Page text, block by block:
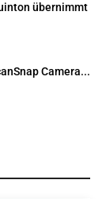
übernimmt
Camera...